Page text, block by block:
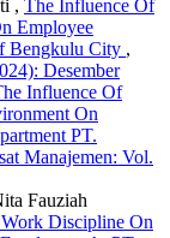
, The Influence Of
Employee
Bengkulu City ,
Desember
Influence Of
On
PT.
Manajemen: Vol.
Fauziah
Discipline On